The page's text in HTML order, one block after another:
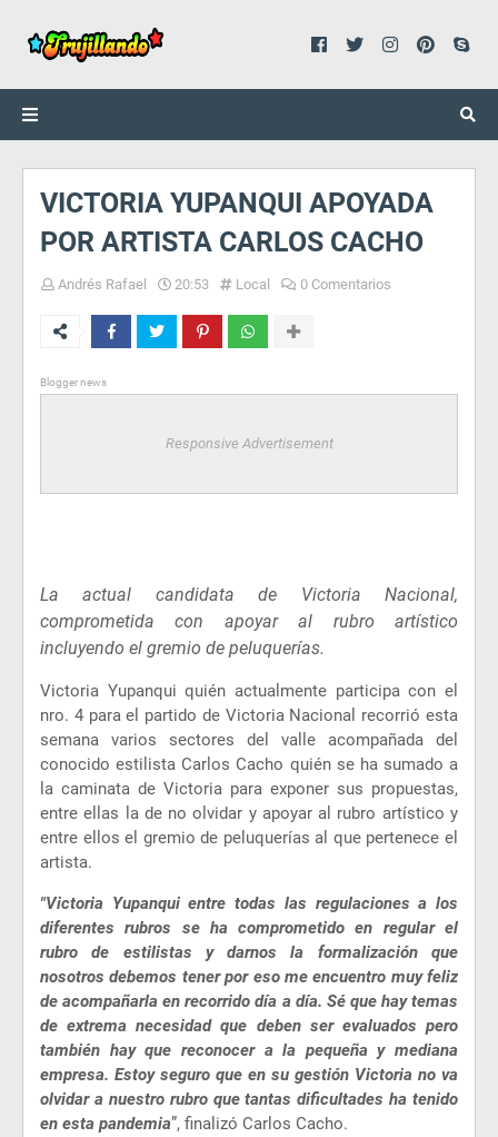
VICTORIA YUPANQUI APOYADA
POR ARTISTA CARLOS CACHO
Andrés Rafael 20:53 Local 0 Comentarios
Blogger news
Responsive Advertisement
La actual candidata de Victoria Nacional,
comprometida con apoyar al rubro artístico
incluyendo el gremio de peluquerías.
Victoria Yupanqui quién actualmente participa con el
nro. 4 para el partido de Victoria Nacional recorrió esta
semana varios sectores del valle acompañada del
conocido estilista Carlos Cacho quién se ha sumado a
la caminata de Victoria para exponer sus propuestas,
entre ellas la de no olvidar y apoyar al rubro artístico y
entre ellos el gremio de peluquerías al que pertenece el
artista.
"Victoria Yupanqui entre todas las regulaciones a los
diferentes rubros se ha comprometido en regular el
rubro de estilistas y darnos la formalización que
nosotros debemos tener por eso me encuentro muy feliz
de acompañarla en recorrido día a día. Sé que hay temas
de extrema necesidad que deben ser evaluados pero
también hay que reconocer a la pequeña y mediana
empresa. Estoy seguro que en su gestión Victoria no va
olvidar a nuestro rubro que tantas dificultades ha tenido
en esta pandemia”, finalizó Carlos Cacho.